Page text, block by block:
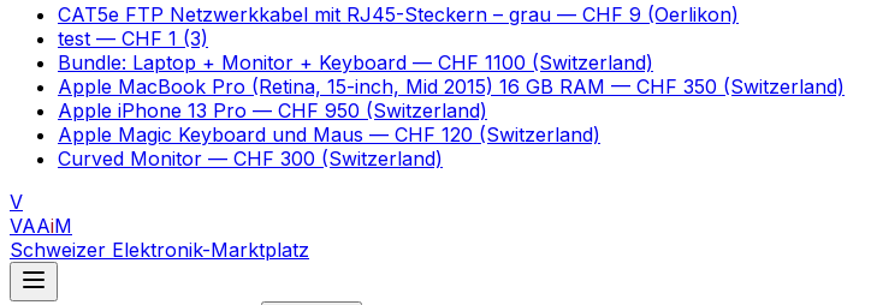
CAT5e FTP Netzwerkkabel mit RJ45-Steckern – grau — CHF 9 (Oerlikon)
test — CHF 1 (3)
Bundle: Laptop + Monitor + Keyboard — CHF 1100 (Switzerland)
Apple MacBook Pro (Retina, 15-inch, Mid 2015) 16 GB RAM — CHF 350 (Switzerland)
Apple iPhone 13 Pro — CHF 950 (Switzerland)
Apple Magic Keyboard und Maus — CHF 120 (Switzerland)
Curved Monitor — CHF 300 (Switzerland)
V
VAAiM
Schweizer Elektronik-Marktplatz